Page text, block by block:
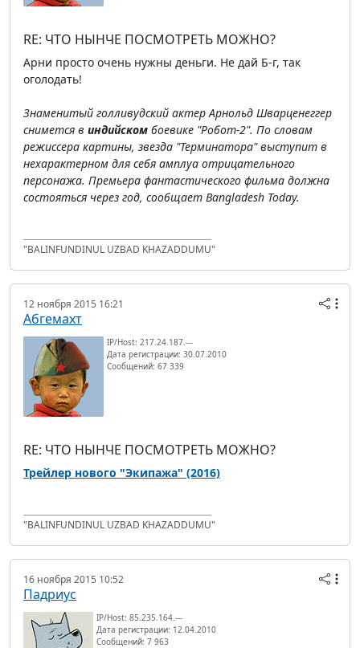
RE: ЧТО НЫНЧЕ ПОСМОТРЕТЬ МОЖНО?
Арни просто очень нужны деньги. Не дай Б-г, так
оголодать!
Знаменитый голливудский актер Арнольд Шварценеггер
снимется в индийском боевике "Робот-2". По словам
режиссера картины, звезда "Терминатора" выступит в
нехарактерном для себя амплуа отрицательного
персонажа. Премьера фантастического фильма должна
состояться через год, сообщает Bangladesh Today.
"BALINFUNDINUL UZBAD KHAZADDUMU"
12 ноября 2015 16:21
Абгемахт
IP/Host: 217.24.187.---
Дата регистрации: 30.07.2010
Сообщений: 67 339
RE: ЧТО НЫНЧЕ ПОСМОТРЕТЬ МОЖНО?
Трейлер нового "Экипажа" (2016)
"BALINFUNDINUL UZBAD KHAZADDUMU"
16 ноября 2015 10:52
Падриус
IP/Host: 85.235.164.---
Дата регистрации: 12.04.2010
Сообщений: 7 963